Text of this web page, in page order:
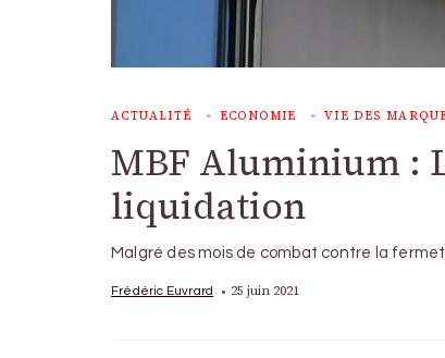
ACTUALITÉ ECONOMIE VIE DES
MBF Aluminium :
liquidation
Malgré des mois de combat contre la
Frédéric Euvrard 25 juin 2021